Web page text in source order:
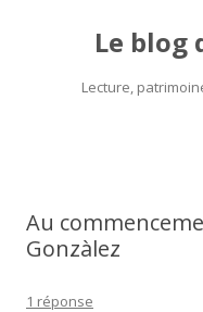
Le blog
Lecture,
Au
Gonzàlez
1 réponse